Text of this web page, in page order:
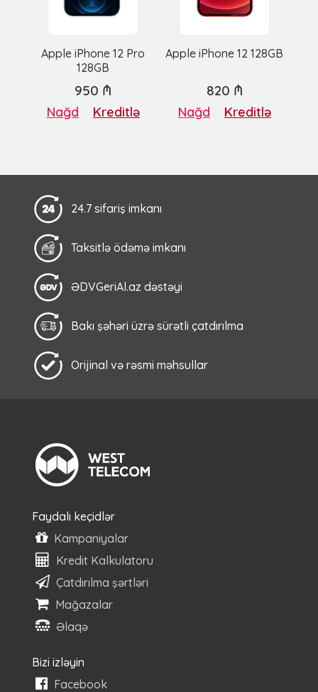
Apple iPhone 12 Pro
128GB
Apple iPhone 12 128GB
950 ₼
Nağd Kreditlə
820 ₼
Nağd Kreditlə
24.7 sifariş imkanı
Taksitlə ödəmə imkanı
ƏDVGeriAl.az dəstəyi
Bakı şəhəri üzrə sürətli çatdırılma
Orijinal və rəsmi məhsullar
Faydalı keçidlər
Kampaniyalar
Kredit Kalkulatoru
Çatdırılma şərtləri
Mağazalar
Əlaqə
Bizi izləyin
Facebook